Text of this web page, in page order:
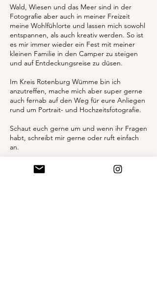
Wald, Wiesen und das Meer sind in der
Fotografie aber auch in meiner Freizeit
meine Wohlfühlorte und lassen mich sowohl
entspannen, als auch kreativ werden. So ist
es mir immer wieder ein Fest mit meiner
kleinen Familie in den Camper zu steigen
und auf Entdeckungsreise zu düsen.
Im Kreis Rotenburg Wümme bin ich
anzutreffen, mache mich aber super gerne
auch fernab auf den Weg für eure Anliegen
rund um Portrait- und Hochzeitsfotografie.
Schaut euch gerne um und wenn ihr Fragen
habt, schreibt mir gerne oder ruft einfach
an.
Liebe Grüße